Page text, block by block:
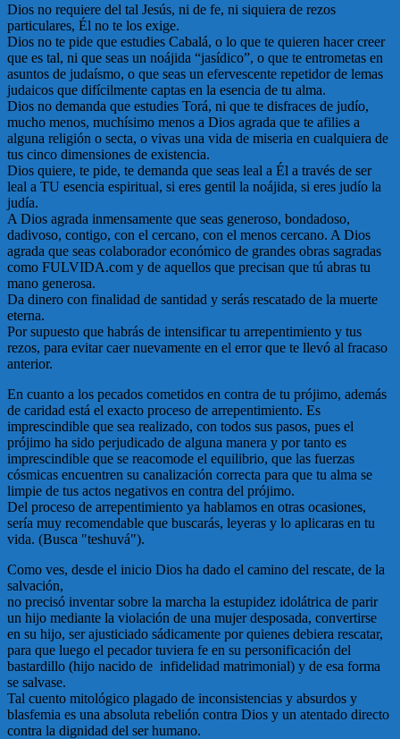
Dios no requiere del tal Jesús, ni de fe, ni siquiera de rezos
particulares, Él no te los exige.
Dios no te pide que estudies Cabalá, o lo que te quieren hacer creer
que es tal, ni que seas un noájida “jasídico”, o que te entrometas en
asuntos de judaísmo, o que seas un efervescente repetidor de lemas
judaicos que difícilmente captas en la esencia de tu alma.
Dios no demanda que estudies Torá, ni que te disfraces de judío,
mucho menos, muchísimo menos a Dios agrada que te afilies a
alguna religión o secta, o vivas una vida de miseria en cualquiera de
tus cinco dimensiones de existencia.
Dios quiere, te pide, te demanda que seas leal a Él a través de ser
leal a TU esencia espiritual, si eres gentil la noájida, si eres judío la
judía.
A Dios agrada inmensamente que seas generoso, bondadoso,
dadivoso, contigo, con el cercano, con el menos cercano. A Dios
agrada que seas colaborador económico de grandes obras sagradas
como FULVIDA.com y de aquellos que precisan que tú abras tu
mano generosa.
Da dinero con finalidad de santidad y serás rescatado de la muerte
eterna.
Por supuesto que habrás de intensificar tu arrepentimiento y tus
rezos, para evitar caer nuevamente en el error que te llevó al fracaso
anterior.
En cuanto a los pecados cometidos en contra de tu prójimo, además
de caridad está el exacto proceso de arrepentimiento. Es
imprescindible que sea realizado, con todos sus pasos, pues el
prójimo ha sido perjudicado de alguna manera y por tanto es
imprescindible que se reacomode el equilibrio, que las fuerzas
cósmicas encuentren su canalización correcta para que tu alma se
limpie de tus actos negativos en contra del prójimo.
Del proceso de arrepentimiento ya hablamos en otras ocasiones,
sería muy recomendable que buscarás, leyeras y lo aplicaras en tu
vida. (Busca "teshuvá").
Como ves, desde el inicio Dios ha dado el camino del rescate, de la
salvación,
no precisó inventar sobre la marcha la estupidez idolátrica de parir
un hijo mediante la violación de una mujer desposada, convertirse
en su hijo, ser ajusticiado sádicamente por quienes debiera rescatar,
para que luego el pecador tuviera fe en su personificación del
bastardillo (hijo nacido de infidelidad matrimonial) y de esa forma
se salvase.
Tal cuento mitológico plagado de inconsistencias y absurdos y
blasfemia es una absoluta rebelión contra Dios y un atentado directo
contra la dignidad del ser humano.